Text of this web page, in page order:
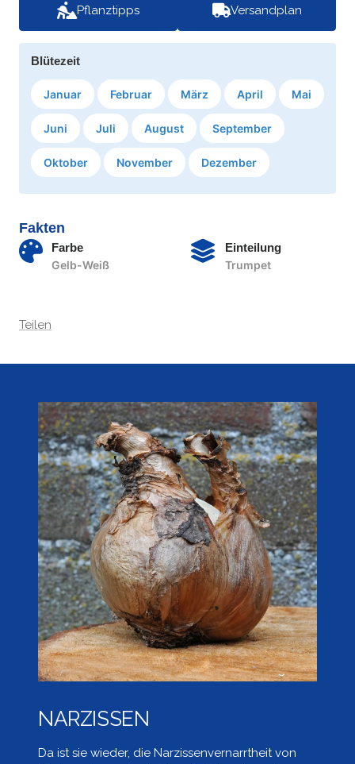
Pflanztipps Versandplan
Blütezeit
Januar Februar März April Mai
Juni Juli August September
Oktober November Dezember
Fakten
Farbe
Gelb-Weiß
Einteilung
Trumpet
Teilen
NARZISSEN
Da ist sie wieder, die Narzissenvernarrtheit von